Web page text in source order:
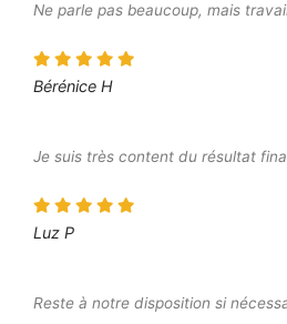
Ne parle pas beaucoup, mais
Bérénice H
Je suis très content du résultat
Luz P
Reste à notre disposition si